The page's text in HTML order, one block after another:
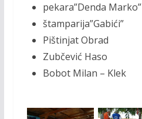
pekara”Denda Marko”
štamparija”Gabići”
Pištinjat Obrad
Zubčević Haso
Bobot Milan – Klek